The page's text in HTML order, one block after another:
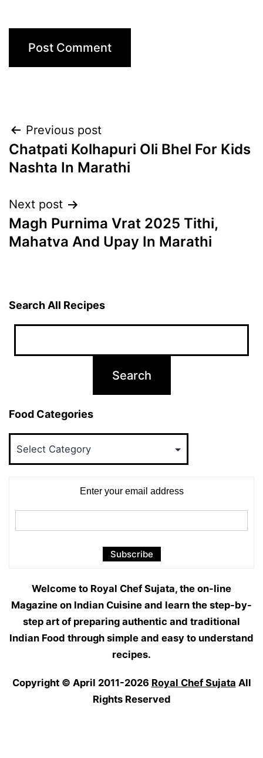
Post
navigation
Previous post
Chatpati Kolhapuri Oli Bhel For Kids
Nashta In Marathi
Next post
Magh Purnima Vrat 2025 Tithi,
Mahatva And Upay In Marathi
Search All Recipes
Food Categories
Enter your email address
Welcome to Royal Chef Sujata, the on-line
Magazine on Indian Cuisine and learn the step-by-
step art of preparing authentic and traditional
Indian Food through simple and easy to understand
recipes.
Copyright © April 2011-2026 Royal Chef Sujata All
Rights Reserved